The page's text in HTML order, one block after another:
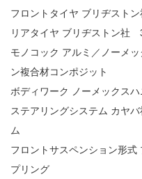
フロントタイヤ ブリヂスト
リアタイヤ ブリヂストン社
モノコック アルミ／ノーメ
ン複合材コンポジット
ボディワーク ノーメックス
ステアリングシステム カヤ
ム
フロントサスペンション形
プリング